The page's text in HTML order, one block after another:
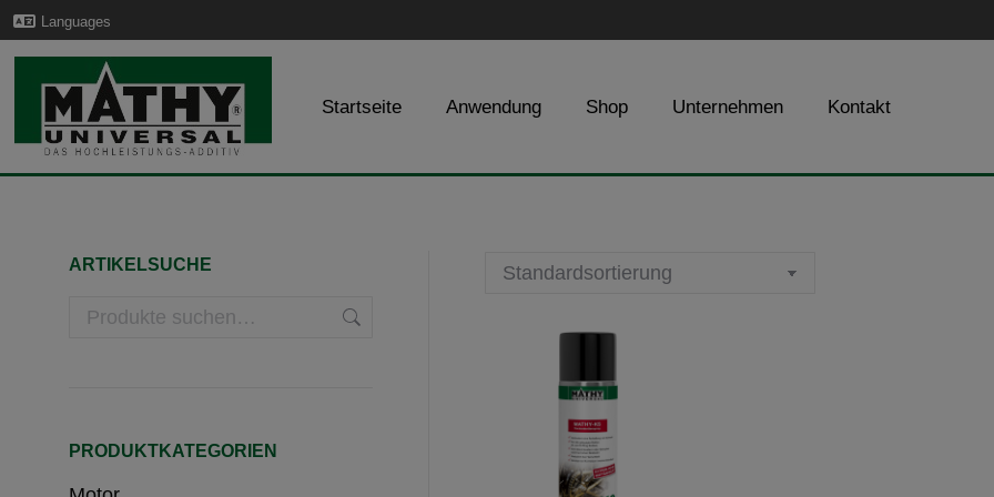
Languages
Startseite Anwendung Shop Unternehmen Kontakt
ARTIKELSUCHE
PRODUKTKATEGORIEN